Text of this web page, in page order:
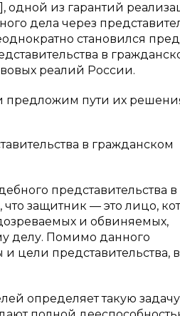
одной из гарантий
дела через
становился
в
реалий России.
предложим пути их
в гражданском
представительства
защитник — это лицо,
и обвиняемых,
делу. Помимо данного
цели представительства, в
определяет такую